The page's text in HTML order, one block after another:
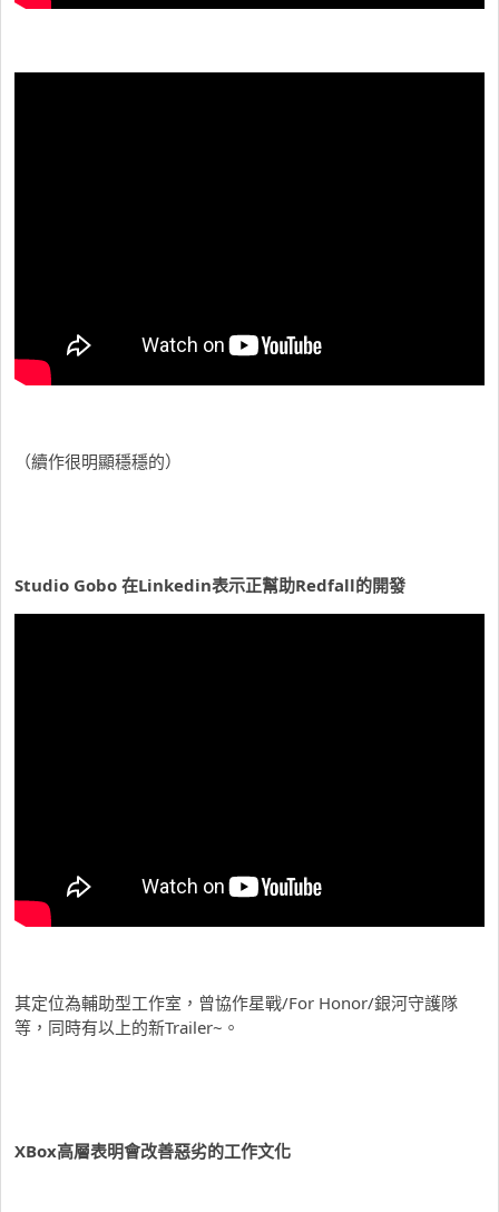
（續作很明顯穩穩的）
Studio Gobo 在Linkedin表示正幫助Redfall的開發
其定位為輔助型工作室，曾協作星戰/For Honor/銀河守護隊
等，同時有以上的新Trailer~。
XBox高層表明會改善惡劣的工作文化